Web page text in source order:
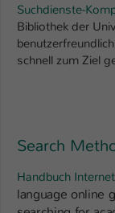
Suchdienste-
Bibliothek der
schnell zum Ziel
Search
Handbuch
language online